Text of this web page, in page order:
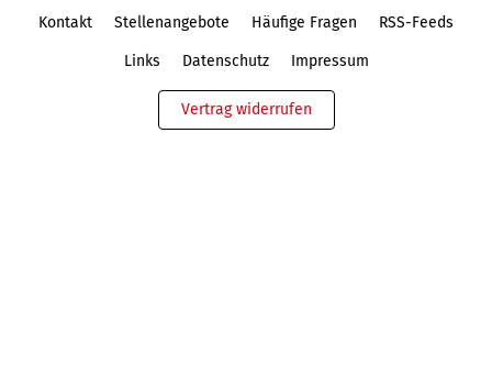
Kontakt Stellenangebote Häufige Fragen RSS-Feeds
Links Datenschutz Impressum
Vertrag widerrufen